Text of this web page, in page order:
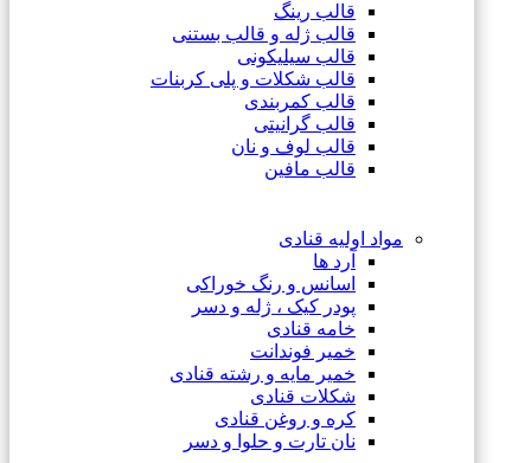
قالب رینگ
قالب ژله و قالب بستنی
قالب سیلیکونی
قالب شکلات و پلی کربنات
قالب کمربندی
قالب گرانیتی
قالب لوف و نان
قالب مافین
مواد اولیه قنادی
آرد ها
اسانس و رنگ خوراکی
پودر کیک ، ژله و دسر
خامه قنادی
خمیر فوندانت
خمیر مایه و رشته قنادی
شکلات قنادی
کره و روغن قنادی
نان تارت و حلوا و دسر